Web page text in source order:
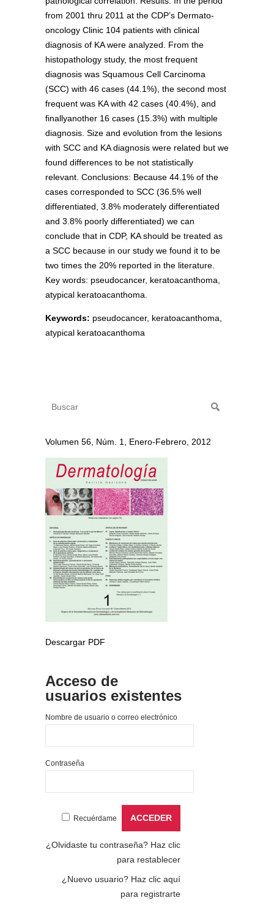
from 2001 thru 2011 at the CDP’s Dermato-
oncology Clinic 104 patients with clinical
diagnosis of KA were analyzed. From the
histopathology study, the most frequent
diagnosis was Squamous Cell Carcinoma
(SCC) with 46 cases (44.1%), the second most
frequent was KA with 42 cases (40.4%), and
finallyanother 16 cases (15.3%) with multiple
diagnosis. Size and evolution from the lesions
with SCC and KA diagnosis were related but we
found differences to be not statistically
relevant. Conclusions: Because 44.1% of the
cases corresponded to SCC (36.5% well
differentiated, 3.8% moderately differentiated
and 3.8% poorly differentiated) we can
conclude that in CDP, KA should be treated as
a SCC because in our study we found it to be
two times the 20% reported in the literature.
Key words: pseudocancer, keratoacanthoma,
atypical keratoacanthoma.
Keywords: pseudocancer, keratoacanthoma,
atypical keratoacanthoma
Volumen 56, Núm. 1, Enero-Febrero, 2012
Descargar PDF
Acceso de
usuarios existentes
Nombre de usuario o correo electrónico
Contraseña
Recuérdame
¿Olvidaste tu contraseña? Haz clic
para restablecer
¿Nuevo usuario? Haz clic aquí
para registrarte